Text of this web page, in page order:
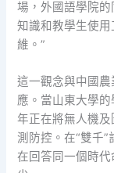
場，外國語學院
知識和教學生使
維。”
這一觀念與中國
應。當山東大學
年正在將無人機
測防控。在“雙千
在回答同一個時